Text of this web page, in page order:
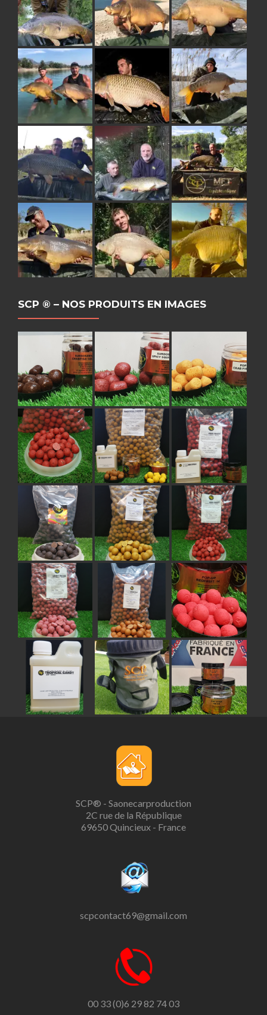
SCP ® – NOS PRODUITS EN IMAGES
SCP® - Saonecarproduction
2C rue de la République
69650 Quincieux - France
scpcontact69@gmail.com
00 33 (0)6 29 82 74 03